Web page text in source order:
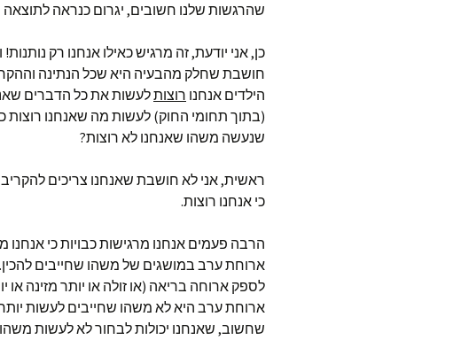
שהרגשות שלנו חשובים, יגרום כנראה
כן, אני יודעת, זה מרגיש כאילו אנחנו רק
חושבת שחלק מהבעיה היא שכל הנתינה
הילדים אנחנו רוצותלעשות את כל הדברים
(בתוך תחומי החוק) לעשות מה שאנחנו רוצות
שנעשה משהו שאנחנו לא רוצות?
ראשית, אני לא חושבת שאנחנו צריכים
כי אנחנו רוצות.
הרבה פעמים אנחנו מרגישות כבויות כי אנחנו
ארוחת ערב במושגים של משהו שחייבים
לספק ארוחה בריאה (או זולה או יותר מזינה או
ארוחת ערב היא לא משהו שחייבים לעשות
שחשוב, שאנחנו יכולות לבחור לא לעשות